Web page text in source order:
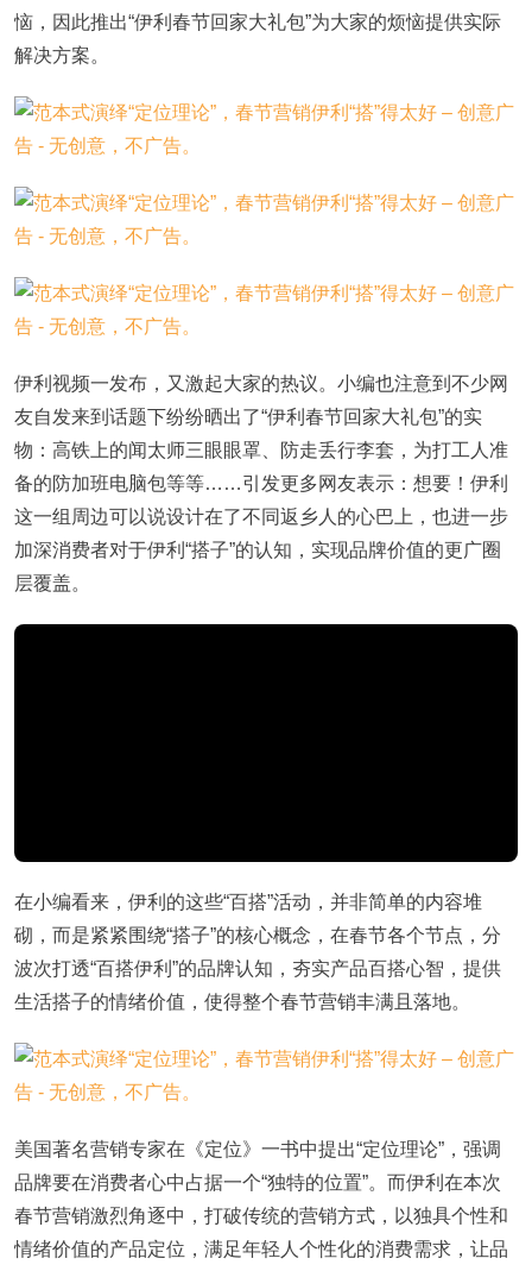
恼，因此推出“伊利春节回家大礼包”为大家的烦恼提供实际
解决方案。
伊利视频一发布，又激起大家的热议。小编也注意到不少网
友自发来到话题下纷纷晒出了“伊利春节回家大礼包”的实
物：高铁上的闻太师三眼眼罩、防走丢行李套，为打工人准
备的防加班电脑包等等……引发更多网友表示：想要！伊利
这一组周边可以说设计在了不同返乡人的心巴上，也进一步
加深消费者对于伊利“搭子”的认知，实现品牌价值的更广圈
层覆盖。
在小编看来，伊利的这些“百搭”活动，并非简单的内容堆
砌，而是紧紧围绕“搭子”的核心概念，在春节各个节点，分
波次打透“百搭伊利”的品牌认知，夯实产品百搭心智，提供
生活搭子的情绪价值，使得整个春节营销丰满且落地。
美国著名营销专家在《定位》一书中提出“定位理论”，强调
品牌要在消费者心中占据一个“独特的位置”。而伊利在本次
春节营销激烈角逐中，打破传统的营销方式，以独具个性和
情绪价值的产品定位，满足年轻人个性化的消费需求，让品